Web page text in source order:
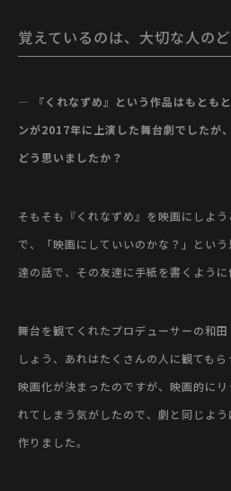
覚えているのは、大切な人の
— 『くれなずめ』という作品はもとも
ンが2017年に上演した舞台劇でしたが
どう思いましたか？
そもそも『くれなずめ』を映画にしよ
で、「映画にしていいのかな？」とい
達の話で、その友達に手紙を書くように
舞台を観てくれたプロデューサーの和
しょう、あれはたくさんの人に観ても
映画化が決まったのですが、映画的に
れてしまう気がしたので、劇と同じよ
作りました。